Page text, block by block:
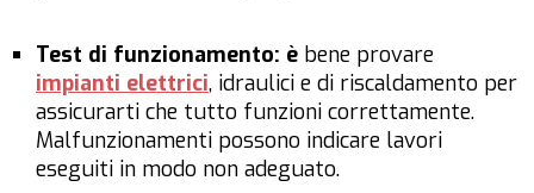
Test di funzionamento: è bene provare
impianti elettrici, idraulici e di riscaldamento per
assicurarti che tutto funzioni correttamente.
Malfunzionamenti possono indicare lavori
eseguiti in modo non adeguato.